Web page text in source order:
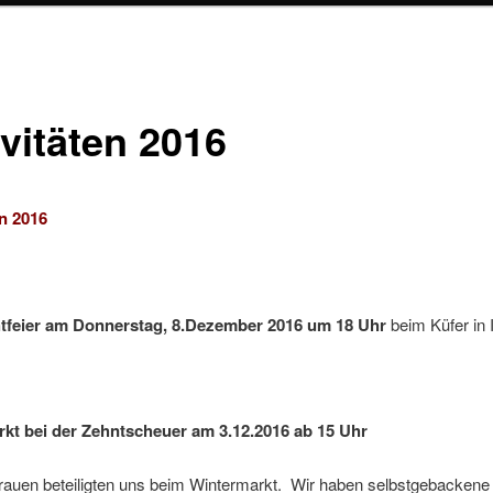
2016
2016
am Donnerstag, 8.Dezember 2016 um 18 Uhrbeim Küfer in
bei der Zehntscheuer am 3.12.2016 ab 15 Uhr
beteiligten uns beim Wintermarkt. Wir haben selbstgebackene